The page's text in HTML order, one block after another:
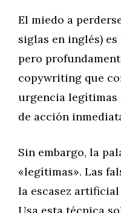
El miedo a
siglas en inglés)
pero
copywriting que
urgencia
de acción
Sin embargo, la
«legítimas». Las
la escasez